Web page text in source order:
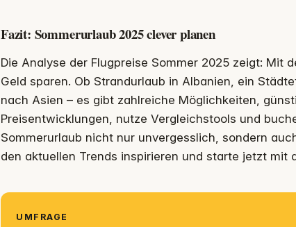
Fazit: Sommerurlaub 2025 clever planen
Die Analyse der Flugpreise Sommer 2025 zeigt: Mit
Geld sparen. Ob Strandurlaub in Albanien, ein
nach Asien – es gibt zahlreiche Möglichkeiten,
Preisentwicklungen, nutze Vergleichstools und
Sommerurlaub nicht nur unvergesslich, sondern
den aktuellen Trends inspirieren und starte jetzt mit
UMFRAGE